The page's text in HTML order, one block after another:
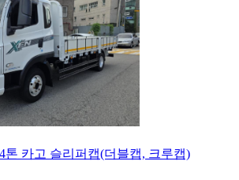
톤 카고 슬리퍼캡(더블캡, 크루캡)